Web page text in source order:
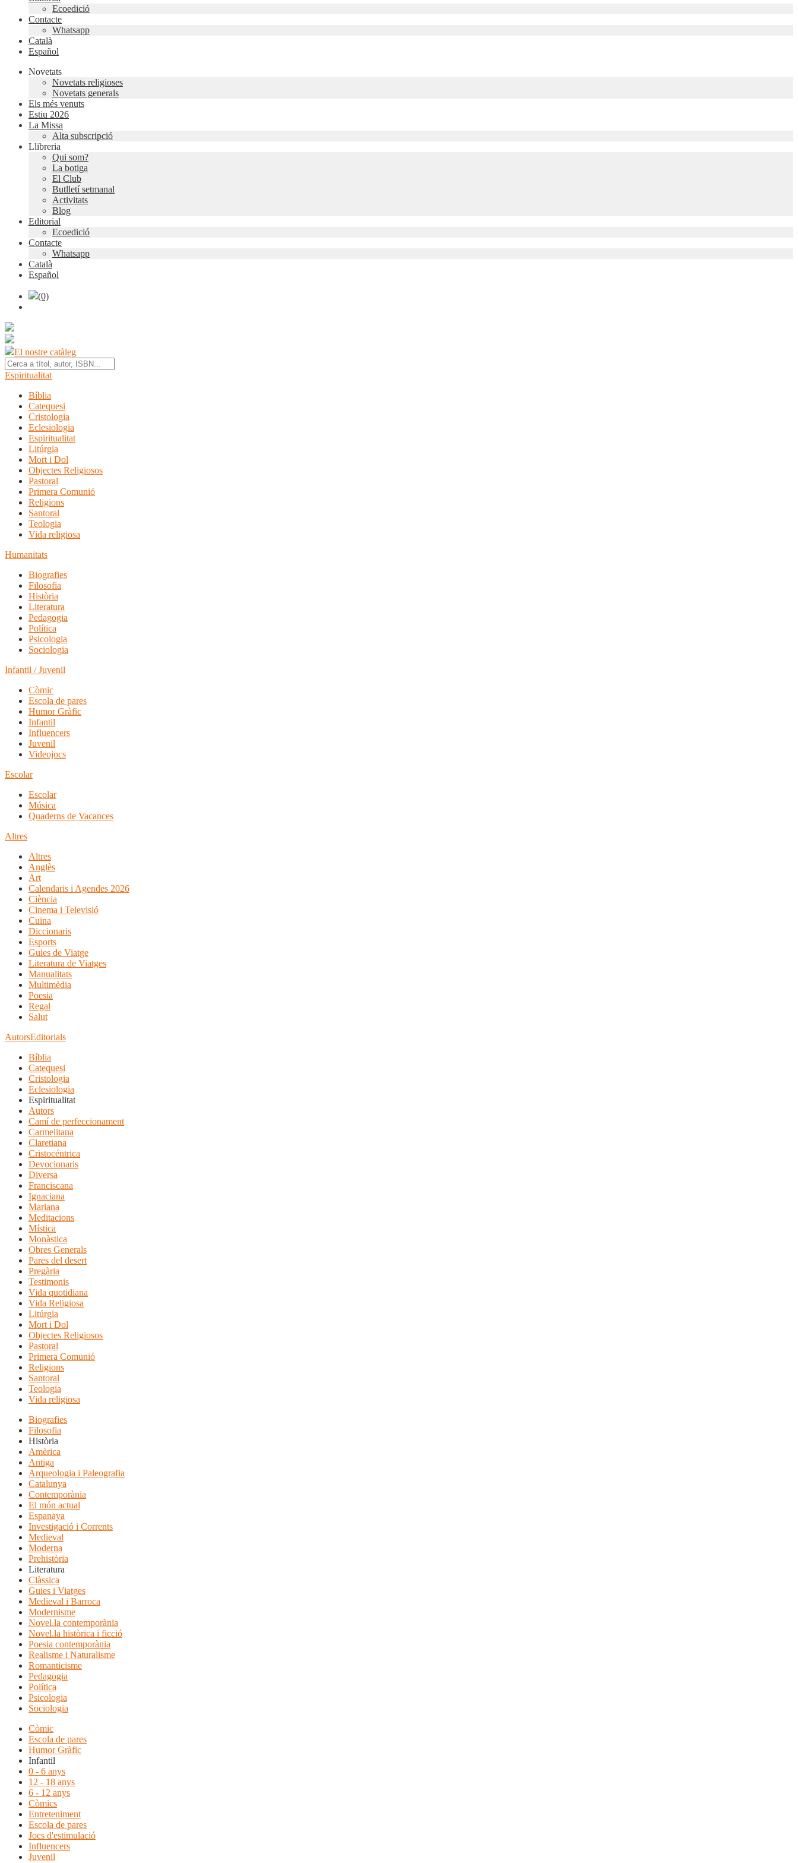
Ecoedició
Contacte
Whatsapp
Català
Español
Novetats
Novetats religioses
Novetats generals
Els més venuts
Estiu 2026
La Missa
Alta subscripció
Llibreria
Qui som?
La botiga
El Club
Butlletí setmanal
Activitats
Blog
Editorial
Ecoedició
Contacte
Whatsapp
Català
Español
(0)
El nostre catàleg
Espiritualitat
Bíblia
Catequesi
Cristologia
Eclesiologia
Espiritualitat
Litúrgia
Mort i Dol
Objectes Religiosos
Pastoral
Primera Comunió
Religions
Santoral
Teologia
Vida religiosa
Humanitats
Biografies
Filosofia
Història
Literatura
Pedagogia
Política
Psicologia
Sociologia
Infantil / Juvenil
Còmic
Escola de pares
Humor Gràfic
Infantil
Influencers
Juvenil
Videojocs
Escolar
Escolar
Música
Quaderns de Vacances
Altres
Altres
Anglès
Art
Calendaris i Agendes 2026
Ciència
Cinema i Televisió
Cuina
Diccionaris
Esports
Guies de Viatge
Literatura de Viatges
Manualitats
Multimèdia
Poesia
Regal
Salut
AutorsEditorials
Bíblia
Catequesi
Cristologia
Eclesiologia
Espiritualitat
Autors
Camí de perfeccionament
Carmelitana
Claretiana
Cristocéntrica
Devocionaris
Diversa
Franciscana
Ignaciana
Mariana
Meditacions
Mística
Monàstica
Obres Generals
Pares del desert
Pregària
Testimonis
Vida quotidiana
Vida Religiosa
Litúrgia
Mort i Dol
Objectes Religiosos
Pastoral
Primera Comunió
Religions
Santoral
Teologia
Vida religiosa
Biografies
Filosofia
Història
Amèrica
Antiga
Arqueologia i Paleografia
Catalunya
Contemporània
El món actual
Espanaya
Investigació i Corrents
Medieval
Moderna
Prehistòria
Literatura
Clàssica
Guies i Viatges
Medieval i Barroca
Modernisme
Novel.la contemporània
Novel.la històrica i ficció
Poesia contemporània
Realisme i Naturalisme
Romanticisme
Pedagogia
Política
Psicologia
Sociologia
Còmic
Escola de pares
Humor Gràfic
Infantil
0 - 6 anys
12 - 18 anys
6 - 12 anys
Còmics
Entreteniment
Escola de pares
Jocs d'estimulació
Influencers
Juvenil